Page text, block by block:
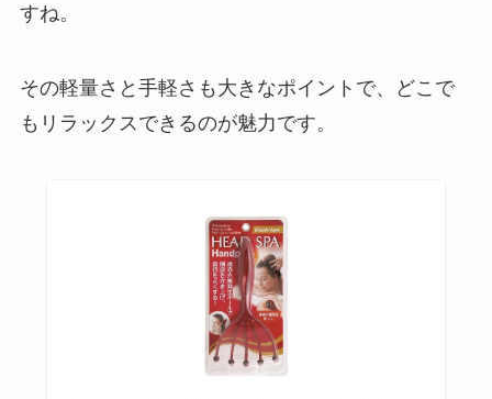
すね。
その軽量さと手軽さも大きなポイントで、どこで
もリラックスできるのが魅力です。